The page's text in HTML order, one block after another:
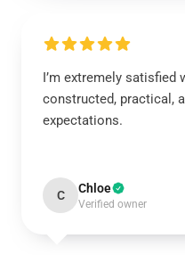
I’m extremely satisfied
constructed, practical,
expectations.
C Chloe
Verified owner